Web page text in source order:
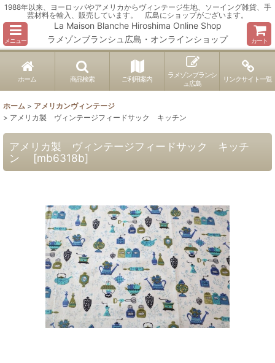
1988年以来、ヨーロッパやアメリカからヴィンテージ生地、ソーイング雑貨、手
芸材料を輸入、販売しています。 広島にショップがございます。
メニュー
La Maison Blanche Hiroshima Online Shop
ラメゾンブランシュ広島・オンラインショップ
カート
ホーム 商品検索 ご利用案内
ラメゾンブランシ
ュ広島
リンクサイト一覧
ホーム > アメリカンヴィンテージ
> アメリカ製 ヴィンテージフィードサック キッチン
アメリカ製 ヴィンテージフィードサック キッチ
ン
[mb6318b]